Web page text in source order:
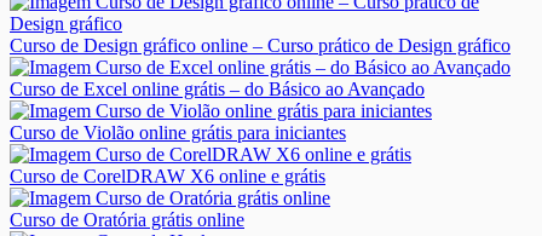
Curso de Design gráfico online – Curso prático de Design gráfico
Curso de Excel online grátis – do Básico ao Avançado
Curso de Violão online grátis para iniciantes
Curso de CorelDRAW X6 online e grátis
Curso de Oratória grátis online